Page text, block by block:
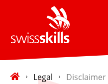
Legal Disclaimer